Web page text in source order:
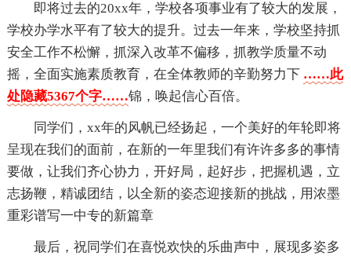
即将过去的20xx年，学校各项事业有了较大的发展，
学校办学水平有了较大的提升。过去一年来，学校坚持抓
安全工作不松懈，抓深入改革不偏移，抓教学质量不动
摇，全面实施素质教育，在全体教师的辛勤努力下 ……此
处隐藏5367个字……锦，唤起信心百倍。
同学们，xx年的风帆已经扬起，一个美好的年轮即将
呈现在我们的面前，在新的一年里我们有许许多多的事情
要做，让我们齐心协力，开好局，起好步，把握机遇，立
志扬鞭，精诚团结，以全新的姿态迎接新的挑战，用浓墨
重彩谱写一中专的新篇章
最后，祝同学们在喜悦欢快的乐曲声中，展现多姿多